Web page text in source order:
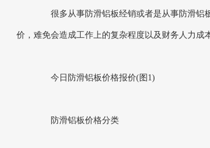
很多从事防滑铝板经销或者是从事防滑铝板
价，难免会造成工作上的复杂程度以及财务人力成
今日防滑铝板价格报价(图1)
防滑铝板价格分类